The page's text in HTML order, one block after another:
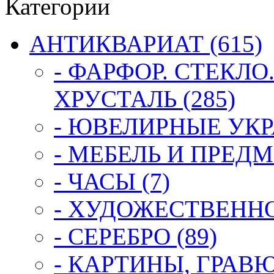
Категории
АНТИКВАРИАТ (615)
- ФАРФОР.
ХРУСТАЛЬ (285)
- ЮВЕЛИРНЫЕ
- МЕБЕЛЬ И
- ЧАСЫ (7)
-
- СЕРЕБРО (89)
- КАРТИНЫ,